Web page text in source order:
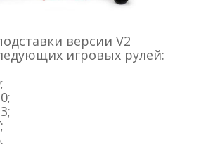
версии V2
игровых рулей: